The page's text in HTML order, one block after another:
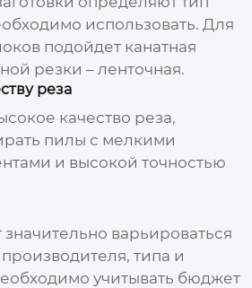
использовать. Для
подойдет канатная
резки – ленточная.
реза
качество реза,
пилы с мелкими
и высокой точностью
варьироваться
производителя, типа и
учитывать бюджет